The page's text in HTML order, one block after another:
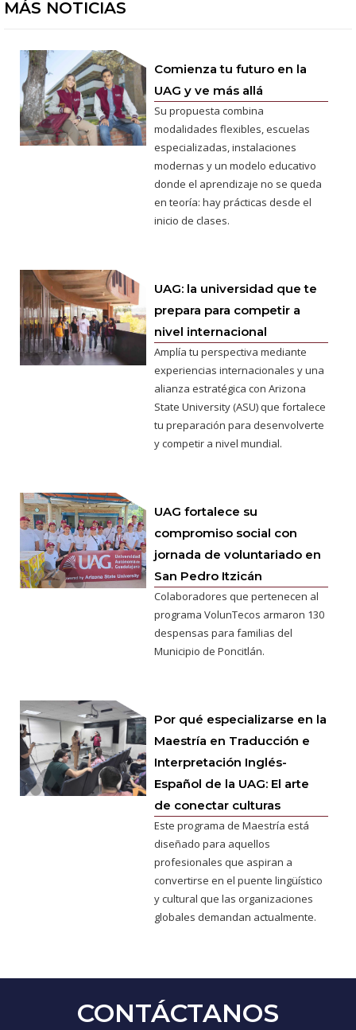
MÁS NOTICIAS
Comienza tu futuro en la
UAG y ve más allá
Su propuesta combina
modalidades flexibles, escuelas
especializadas, instalaciones
modernas y un modelo educativo
donde el aprendizaje no se queda
en teoría: hay prácticas desde el
inicio de clases.
UAG: la universidad que te
prepara para competir a
nivel internacional
Amplía tu perspectiva mediante
experiencias internacionales y una
alianza estratégica con Arizona
State University (ASU) que fortalece
tu preparación para desenvolverte
y competir a nivel mundial.
UAG fortalece su
compromiso social con
jornada de voluntariado en
San Pedro Itzicán
Colaboradores que pertenecen al
programa VolunTecos armaron 130
despensas para familias del
Municipio de Poncitlán.
Por qué especializarse en la
Maestría en Traducción e
Interpretación Inglés-
Español de la UAG: El arte
de conectar culturas
Este programa de Maestría está
diseñado para aquellos
profesionales que aspiran a
convertirse en el puente lingüístico
y cultural que las organizaciones
globales demandan actualmente.
CONTÁCTANOS